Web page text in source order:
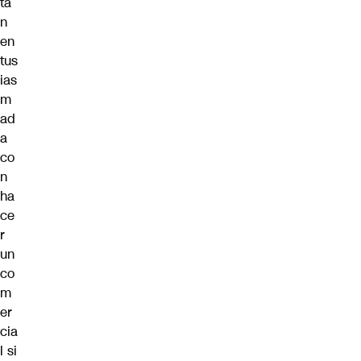
n
en
tus
ias
m
ad
a
co
n
ha
ce
r
un
co
m
er
cia
l si